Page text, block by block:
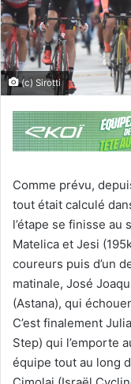
(c) Sirotti
Comme prévu,
tout était calculé
l’étape se finisse
Matelica et Jesi
coureurs puis d’un
matinale, José
(Astana), qui
C’est finalement
Step) qui l’emporte
équipe tout au long